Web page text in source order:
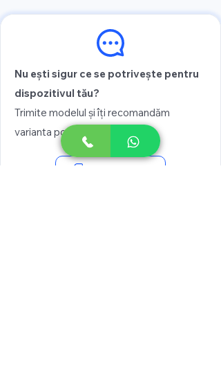
Nu ești sigur ce se potrivește pentru
dispozitivul tău?
Trimite modelul și îți recomandăm
varianta potrivită